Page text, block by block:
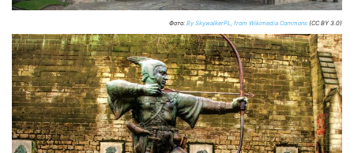
Фото: By SkywalkerPL, from Wikimedia Commons (CC BY 3.0)